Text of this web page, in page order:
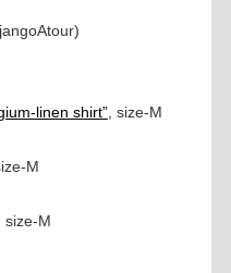
linen shirt”, size-M
M
size-M